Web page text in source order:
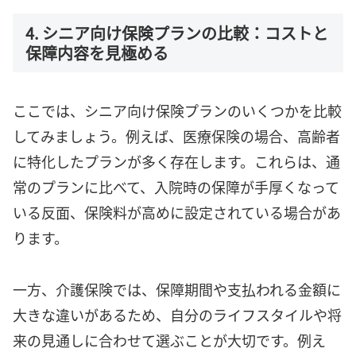
4. シニア向け保険プランの比較：コストと
保障内容を見極める
ここでは、シニア向け保険プランのいくつかを比較
してみましょう。例えば、医療保険の場合、高齢者
に特化したプランが多く存在します。これらは、通
常のプランに比べて、入院時の保障が手厚くなって
いる反面、保険料が高めに設定されている場合があ
ります。
一方、介護保険では、保障期間や支払われる金額に
大きな違いがあるため、自分のライフスタイルや将
来の見通しに合わせて選ぶことが大切です。例え